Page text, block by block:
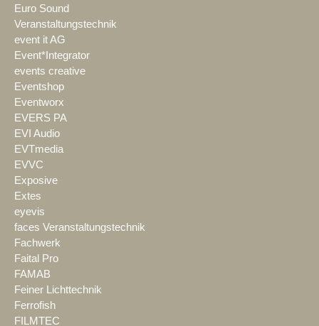
Euro Sound
Veranstaltungstechnik
event it AG
Event*Integrator
events creative
Eventshop
Eventworx
EVERS PA
EVI Audio
EVTmedia
EVVC
Exposive
Extes
eyevis
faces Veranstaltungstechnik
Fachwerk
Faital Pro
FAMAB
Feiner Lichttechnik
Ferrofish
FILMTEC